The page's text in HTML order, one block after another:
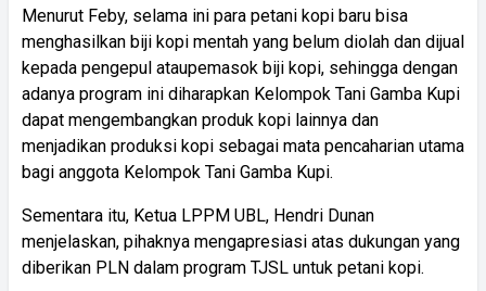
Menurut Feby, selama ini para petani kopi baru bisa
menghasilkan biji kopi mentah yang belum diolah dan dijual
kepada pengepul ataupemasok biji kopi, sehingga dengan
adanya program ini diharapkan Kelompok Tani Gamba Kupi
dapat mengembangkan produk kopi lainnya dan
menjadikan produksi kopi sebagai mata pencaharian utama
bagi anggota Kelompok Tani Gamba Kupi.
Sementara itu, Ketua LPPM UBL, Hendri Dunan
menjelaskan, pihaknya mengapresiasi atas dukungan yang
diberikan PLN dalam program TJSL untuk petani kopi.